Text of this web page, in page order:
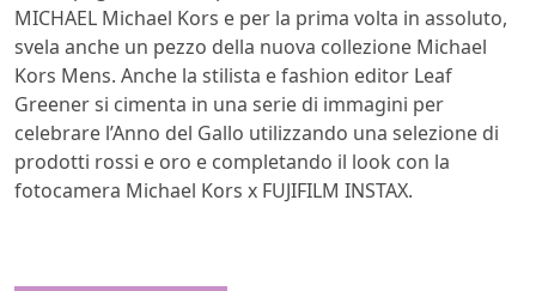
MICHAEL Michael Kors e per la prima volta in assoluto,
svela anche un pezzo della nuova collezione Michael
Kors Mens. Anche la stilista e fashion editor Leaf
Greener si cimenta in una serie di immagini per
celebrare l’Anno del Gallo utilizzando una selezione di
prodotti rossi e oro e completando il look con la
fotocamera Michael Kors x FUJIFILM INSTAX.